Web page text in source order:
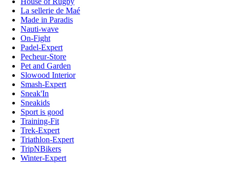
La sellerie de Maé
Made in Paradis
Nauti-wave
On-Fight
Padel-Expert
Pecheur-Store
Pet and Garden
Slowood Interior
Smash-Expert
Sneak'In
Sneakids
Sport is good
Training-Fit
Trek-Expert
Triathlon-Expert
TripNBikers
Winter-Expert